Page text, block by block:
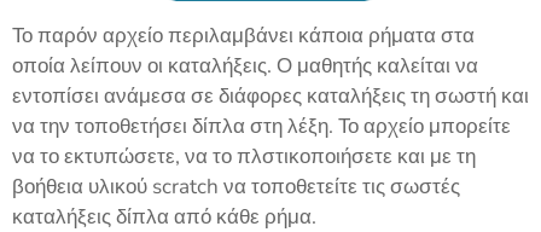
Το παρόν αρχείο περιλαμβάνει κάποια ρήματα στα
οποία λείπουν οι καταλήξεις. Ο μαθητής καλείται να
εντοπίσει ανάμεσα σε διάφορες καταλήξεις τη σωστή και
να την τοποθετήσει δίπλα στη λέξη. Το αρχείο μπορείτε
να το εκτυπώσετε, να το πλστικοποιήσετε και με τη
βοήθεια υλικού scratch να τοποθετείτε τις σωστές
καταλήξεις δίπλα από κάθε ρήμα.